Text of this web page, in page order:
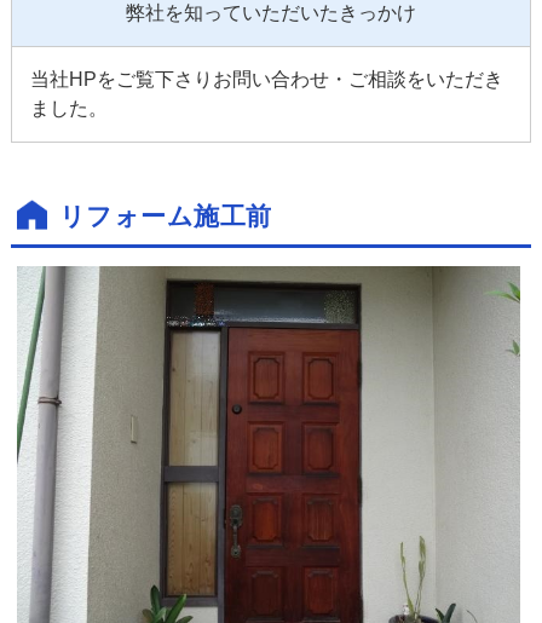
弊社を知っていただいたきっかけ
当社HPをご覧下さりお問い合わせ・ご相談をいただき
ました。
リフォーム施工前